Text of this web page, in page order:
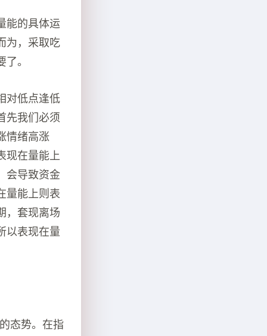
能的具体运
为，采取吃
。
对低点逢低
先我们必须
情绪高涨
现在量能上
会导致资金
量能上则表
，套现离场
以表现在量
态势。在指